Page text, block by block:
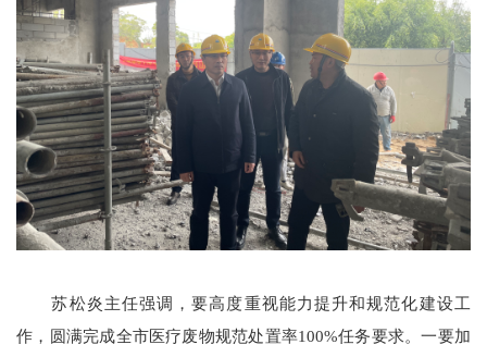
苏松炎主任强调，要高度重视能力提升和规范化建设工
作，圆满完成全市医疗废物规范处置率100%任务要求。一要加